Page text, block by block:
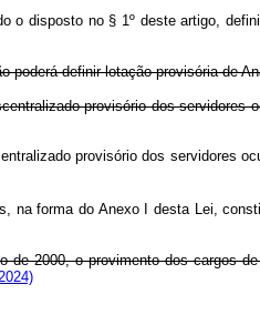
o disposto no § 1º deste artigo,
definir lotação provisória de
provisório dos
provisório dos servidores
forma do Anexo I desta Lei,
de 2000, o provimento dos cargos